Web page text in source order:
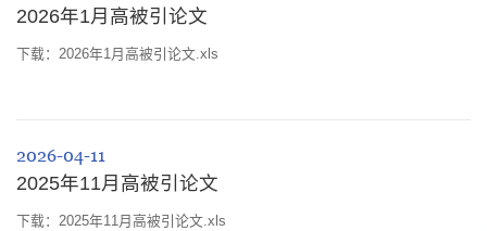
2026年1月高被引论文
下载：2026年1月高被引论文.xls
2026-04-11
2025年11月高被引论文
下载：2025年11月高被引论文.xls